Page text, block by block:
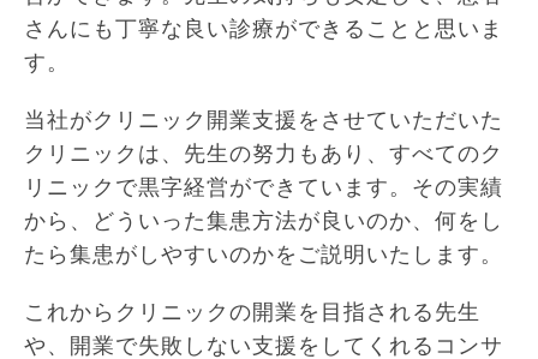
さんにも丁寧な良い診療ができることと思いま
す。
当社がクリニック開業支援をさせていただいた
クリニックは、先生の努力もあり、すべてのク
リニックで黒字経営ができています。その実績
から、どういった集患方法が良いのか、何をし
たら集患がしやすいのかをご説明いたします。
これからクリニックの開業を目指される先生
や、開業で失敗しない支援をしてくれるコンサ